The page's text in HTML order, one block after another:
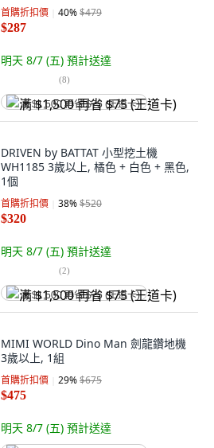
首購折扣價 40%$479
$287
明天 8/7 (五) 預計送達
(8)
满 $1,500 再省 $75 (王道卡)
DRIVEN by BATTAT 小型挖土機
WH1185 3歲以上, 橘色 + 白色 + 黑色,
1個
首購折扣價 38%$520
$320
明天 8/7 (五) 預計送達
(2)
满 $1,500 再省 $75 (王道卡)
MIMI WORLD Dino Man 劍龍鑽地機
3歲以上, 1組
首購折扣價 29%$675
$475
明天 8/7 (五) 預計送達